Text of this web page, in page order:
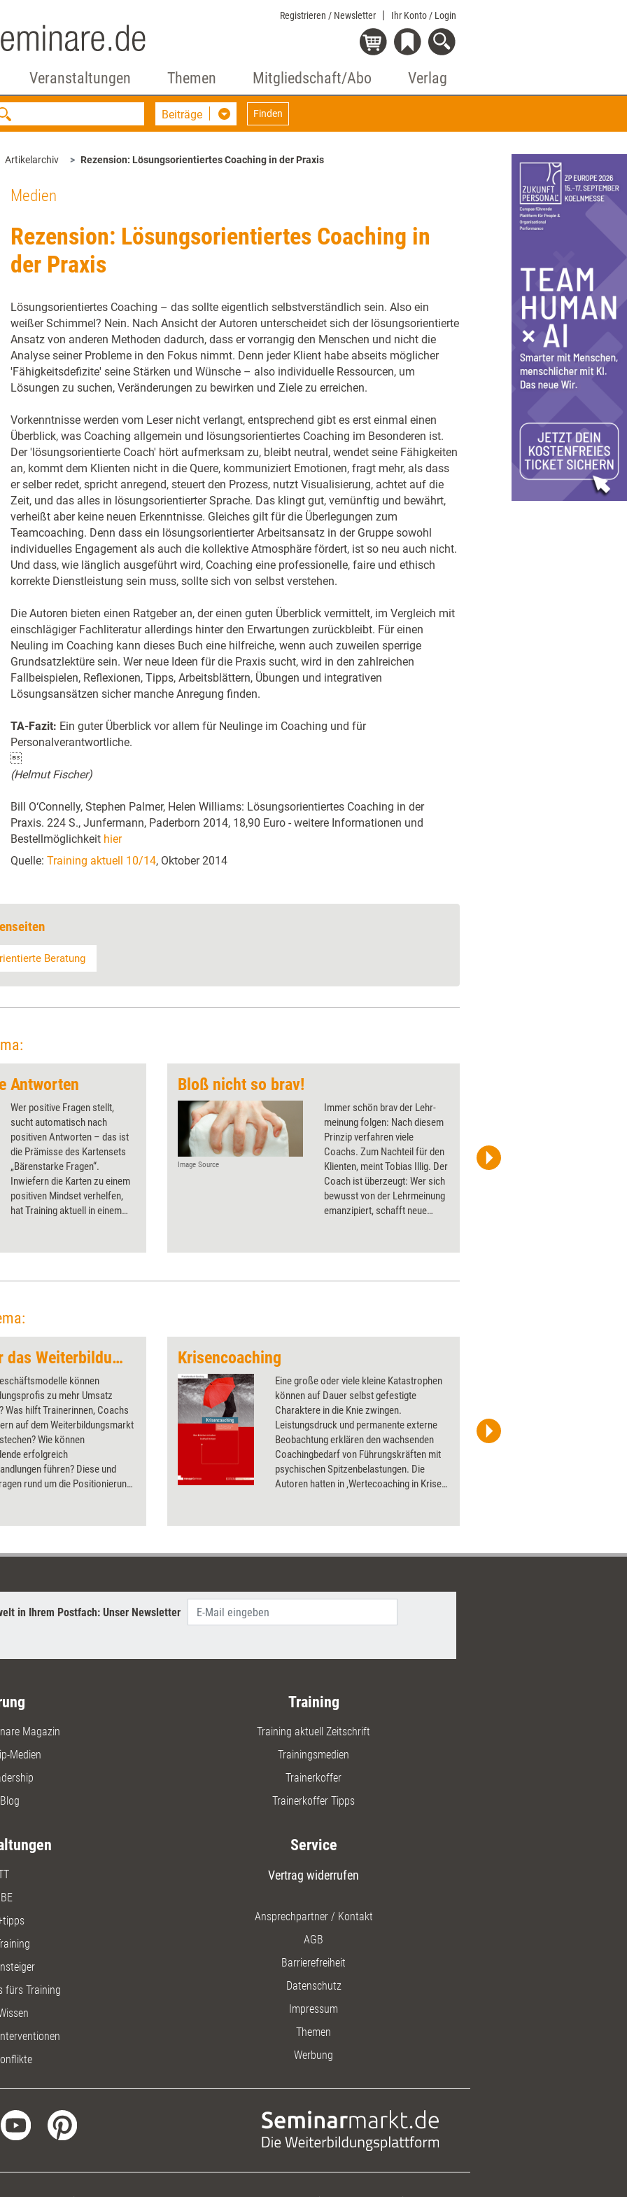
Registrieren / Newsletter Ihr Konto / Login
Veranstaltungen Themen Mitgliedschaft/Abo Verlag
Beiträge Finden
Artikelarchiv Rezension: Lösungsorientiertes Coaching in der Praxis
Medien
Rezension: Lösungsorientiertes Coaching in
der Praxis
Lösungsorientiertes Coaching – das sollte eigentlich selbstverständlich sein. Also ein
weißer Schimmel? Nein. Nach Ansicht der Autoren unterscheidet sich der lösungsorientierte
Ansatz von anderen Methoden dadurch, dass er vorrangig den Menschen und nicht die
Analyse seiner Probleme in den Fokus nimmt. Denn jeder Klient habe abseits möglicher
'Fähigkeitsdefizite' seine Stärken und Wünsche – also individuelle Ressourcen, um
Lösungen zu suchen, Veränderungen zu bewirken und Ziele zu erreichen.
Vorkenntnisse werden vom Leser nicht verlangt, entsprechend gibt es erst einmal einen
Überblick, was Coaching allgemein und lösungsorientiertes Coaching im Besonderen ist.
Der 'lösungsorientierte Coach' hört aufmerksam zu, bleibt neutral, wendet seine Fähigkeiten
an, kommt dem Klienten nicht in die Quere, kommuniziert Emotionen, fragt mehr, als dass
er selber redet, spricht anregend, steuert den Prozess, nutzt Visualisierung, achtet auf die
Zeit, und das alles in lösungsorientierter Sprache. Das klingt gut, vernünftig und bewährt,
verheißt aber keine neuen Erkenntnisse. Gleiches gilt für die Überlegungen zum
Teamcoaching. Denn dass ein lösungsorientierter Arbeitsansatz in der Gruppe sowohl
individuelles Engagement als auch die kollektive Atmosphäre fördert, ist so neu auch nicht.
Und dass, wie länglich ausgeführt wird, Coaching eine professionelle, faire und ethisch
korrekte Dienstleistung sein muss, sollte sich von selbst verstehen.
Die Autoren bieten einen Ratgeber an, der einen guten Überblick vermittelt, im Vergleich mit
einschlägiger Fachliteratur allerdings hinter den Erwartungen zurückbleibt. Für einen
Neuling im Coaching kann dieses Buch eine hilfreiche, wenn auch zuweilen sperrige
Grundsatzlektüre sein. Wer neue Ideen für die Praxis sucht, wird in den zahlreichen
Fallbeispielen, Reflexionen, Tipps, Arbeitsblättern, Übungen und integrativen
Lösungsansätzen sicher manche Anregung finden.
TA-Fazit: Ein guter Überblick vor allem für Neulinge im Coaching und für
Personalverantwortliche.

(Helmut Fischer)
Bill O‘Connelly, Stephen Palmer, Helen Williams: Lösungsorientiertes Coaching in der
Praxis. 224 S., Junfermann, Paderborn 2014, 18,90 Euro - weitere Informationen und
Bestellmöglichkeit hier
Quelle: Training aktuell 10/14, Oktober 2014
Beratung
Antworten
Wer positive Fragen stellt,
sucht automatisch nach
positiven Antworten – das ist
die Prämisse des Kartensets
„Bärenstarke Fragen“.
Inwiefern die Karten zu einem
positiven Mindset verhelfen,
hat Training aktuell in einem
Bloß nicht so brav!
Image Source
Immer schön brav der Lehr­
meinung folgen: Nach diesem
Prinzip verfahren viele
Coachs. Zum Nachteil für den
Klienten, meint Tobias Illig. Der
Coach ist überzeugt: Wer sich
bewusst von der Lehrmeinung
emanzipiert, schafft neue
criene/photocase.com
Erfolgsstrategien für das Weiterbildungsbusiness
können
zu mehr Umsatz
Was hilft Trainerinnen, Coachs
auf dem Weiterbildungsmarkt
Wie können
erfolgreich
führen? Diese und
rund um die Positionierung
Krisencoaching
Eine große oder viele kleine Katastrophen
können auf Dauer selbst gefestigte
Charaktere in die Knie zwingen.
Leistungsdruck und permanente externe
Beobachtung erklären den wachsenden
Coachingbedarf von Führungskräften mit
psychischen Spitzenbelastungen. Die
Autoren hatten in ‚Wertecoaching in Krisen‘
Bewusstheit und Handlung in Krisen, um
einen tiefen Blick in die Krisentheorie und
die Herausgeber einen Bezug zur
in Ihrem Postfach: Unser Newsletter
Magazin
Medien
Training
Training aktuell Zeitschrift
Trainingsmedien
Trainerkoffer
Trainerkoffer Tipps
fürs Training
Service
Vertrag widerrufen
Ansprechpartner / Kontakt
AGB
Barrierefreiheit
Datenschutz
Impressum
Themen
Werbung